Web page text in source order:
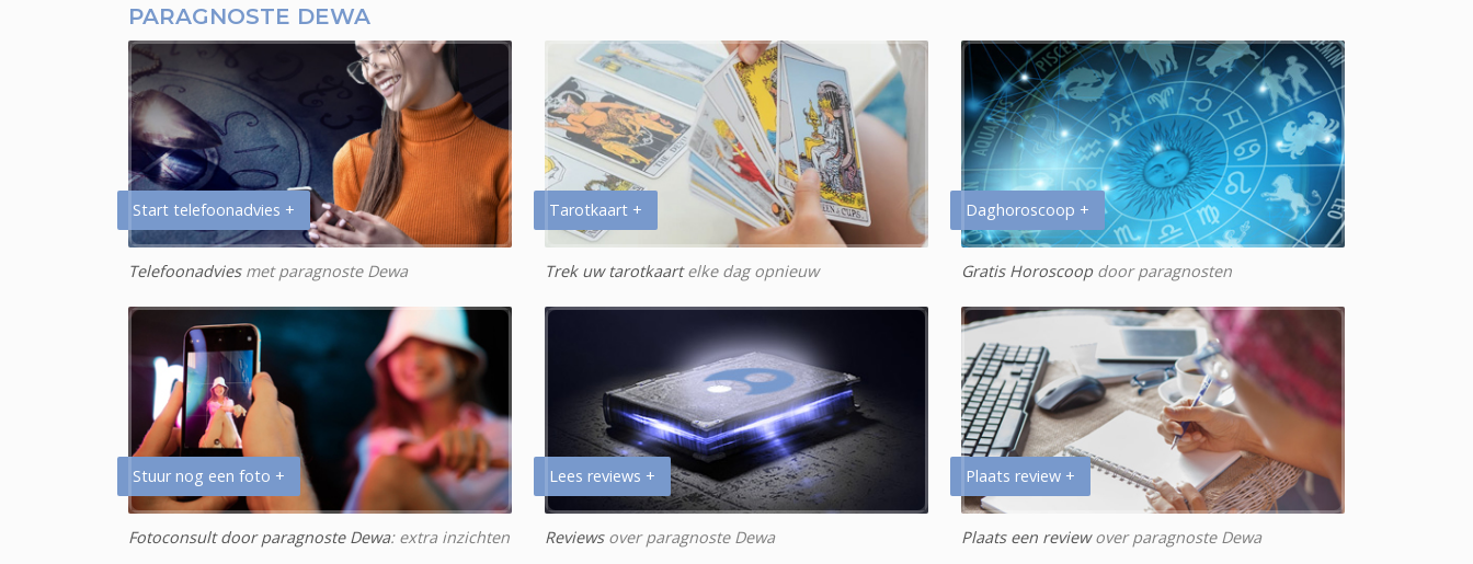
PARAGNOSTE DEWA
Start telefoonadvies +
Telefoonadviesmet paragnoste Dewa
Tarotkaart +
Trek uw tarotkaartelke dag opnieuw
Daghoroscoop +
Gratis Horoscoopdoor paragnosten
Stuur nog een foto +
Fotoconsult door paragnoste Dewa: extra inzichten
Lees reviews +
Reviewsover paragnoste Dewa
Plaats review +
Plaats een reviewover paragnoste Dewa